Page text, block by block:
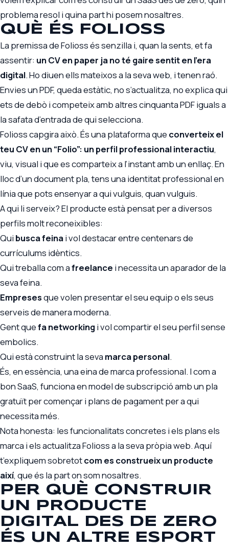
problema resol i quina part hi posem nosaltres.
QUÈ ÉS FOLIOSS
La premissa de Folioss és senzilla i, quan la sents, et fa
assentir: un CV en paper ja no té gaire sentit en l’era
digital. Ho diuen ells mateixos a la seva web, i tenen raó.
Envies un PDF, queda estàtic, no s’actualitza, no explica qui
ets de debò i competeix amb altres cinquanta PDF iguals a
la safata d’entrada de qui selecciona.
Folioss capgira això. És una plataforma que converteix el
teu CV en un “Folio”: un perfil professional interactiu,
viu, visual i que es comparteix a l’instant amb un enllaç. En
lloc d’un document pla, tens una identitat professional en
línia que pots ensenyar a qui vulguis, quan vulguis.
A qui li serveix? El producte està pensat per a diversos
perfils molt reconeixibles:
Qui busca feinai vol destacar entre centenars de
currículums idèntics.
Qui treballa com afreelance i necessita un aparador de la
seva feina.
Empresesque volen presentar el seu equip o els seus
serveis de manera moderna.
Gent quefa networkingi vol compartir el seu perfil sense
embolics.
Qui està construint la seva marca personal.
És, en essència, una eina de marca professional. I com a
bon SaaS, funciona en model de subscripció amb un pla
gratuït per començar i plans de pagament per a qui
necessita més.
Nota honesta: les funcionalitats concretes i els plans els
marca i els actualitza Folioss a la seva pròpia web. Aquí
t’expliquem sobretotcom es construeix un producte
així, que és la part on som nosaltres.
PER QUÈ CONSTRUIR
UN PRODUCTE
DIGITAL DES DE ZERO
ÉS UN ALTRE ESPORT